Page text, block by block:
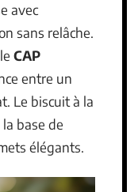
avec
sans relâche.
CAP
entre un
Le biscuit à la
base de
élégants.